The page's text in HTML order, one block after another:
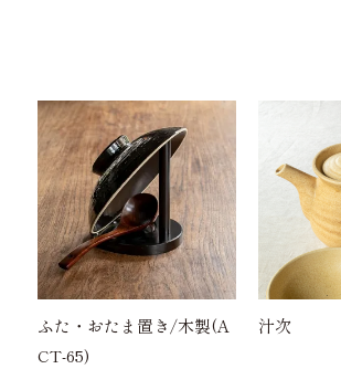
ふた・おたま置き/木製(A
CT-65)
汁次